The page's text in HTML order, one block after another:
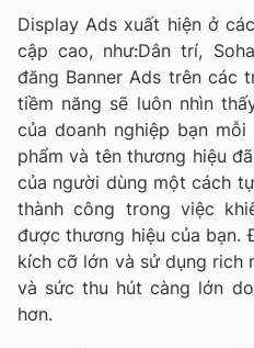
Display Ads xuất hiện ở
cập cao, như:Dân trí,
đăng Banner Ads trên các
tiềm năng sẽ luôn nhìn
của doanh nghiệp bạn
phẩm và tên thương hiệu
của người dùng một cách
thành công trong việc
được thương hiệu của bạn.
kích cỡ lớn và sử dụng rich
và sức thu hút càng lớn
hơn.